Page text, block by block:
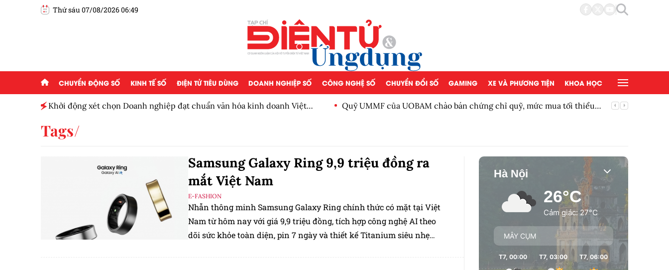
Thứ sáu 07/08/2026 06:49
CHUYỂN ĐỘNG SỐ KINH TẾ SỐ ĐIỆN TỬ TIÊU DÙNG DOANH NGHIỆP SỐ CÔNG NGHỆ SỐ CHUYỂN ĐỔI SỐ GAMING XE VÀ PHƯƠNG TIỆN KHOA HỌC
Khởi động xét chọn Doanh nghiệp đạt chuẩn văn hóa kinh doanh Việt
Quỹ UMMF của UOBAM chào bán chứng chỉ quỹ, mức mua tối thiểu
Tags
Samsung Galaxy Ring 9,9 triệu đồng ra
mắt Việt Nam
E-FASHION
Nhẫn thông minh Samsung Galaxy Ring chính thức có mặt tại Việt
Nam từ hôm nay với giá 9,9 triệu đồng, tích hợp công nghệ AI theo
dõi sức khỏe toàn diện, pin 7 ngày và thiết kế Titanium siêu nhẹ
Hà Nội
26°C
Cảm giác: 27°C
MÂY CỤM
T7, 00:00 T7, 03:00 T7, 06:00